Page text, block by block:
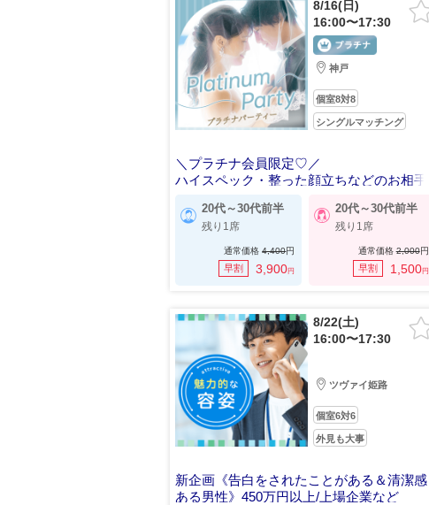
8/16(日)
16:00〜17:30
神戸
個室8対8
シングルマッチング
＼プラチナ会員限定♡／
ハイスペック・整った顔立ちなどのお相手
20代～30代前半
残り1席
通常価格4,400円
早割 3,900円
20代～30代前半
残り1席
通常価格2,000円
早割 1,500円
8/22(土)
16:00〜17:30
ツヴァイ姫路
個室6対6
外見も大事
新企画《告白をされたことがある＆清潔感
ある男性》450万円以上/上場企業など